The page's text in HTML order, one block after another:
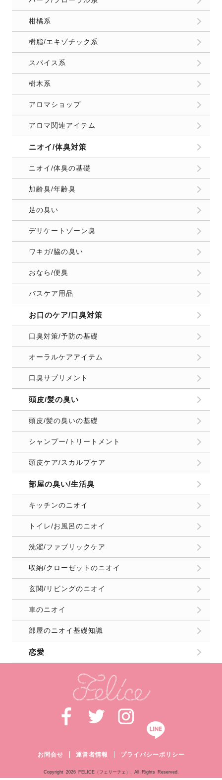
柑橘系
樹脂/エキゾチック系
スパイス系
樹木系
アロマショップ
アロマ関連アイテム
ニオイ/体臭対策
ニオイ/体臭の基礎
加齢臭/年齢臭
足の臭い
デリケートゾーン臭
ワキガ/脇の臭い
おなら/便臭
バスケア用品
お口のケア/口臭対策
口臭対策/予防の基礎
オーラルケアアイテム
口臭サプリメント
頭皮/髪の臭い
頭皮/髪の臭いの基礎
シャンプー/トリートメント
頭皮ケア/スカルプケア
部屋の臭い/生活臭
キッチンのニオイ
トイレ/お風呂のニオイ
洗濯/ファブリックケア
収納/クローゼットのニオイ
玄関/リビングのニオイ
車のニオイ
部屋のニオイ基礎知識
恋愛
お問合せ 運営者情報 プライバシーポリシー
Copyright 2026 FELICE（フェリーチェ）. All Rights Reserved.